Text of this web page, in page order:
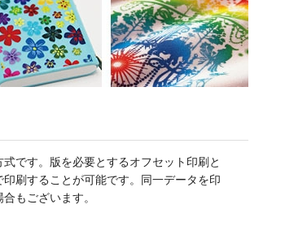
です。版を必要とするオフセット印刷と
刷することが可能です。同一データを印
もございます。